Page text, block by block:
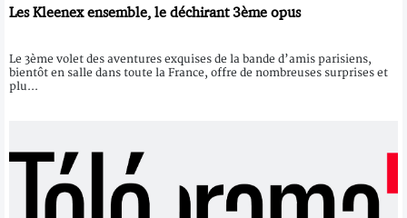
Les Kleenex ensemble, le déchirant 3ème opus
Le 3ème volet des aventures exquises de la bande d’amis parisiens,
bientôt en salle dans toute la France, offre de nombreuses surprises et
plu...